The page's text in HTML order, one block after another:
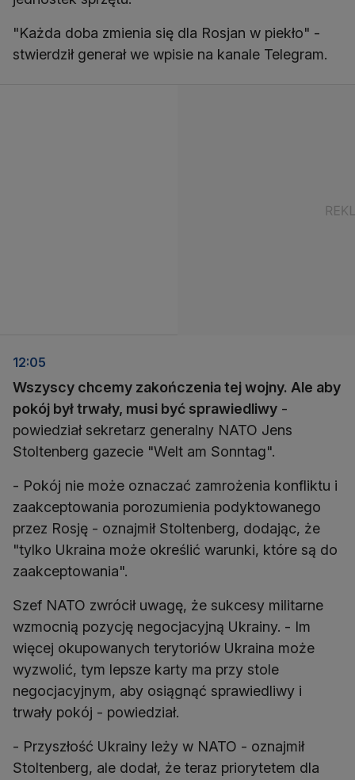
"Każda doba zmienia się dla Rosjan w piekło" -
stwierdził generał we wpisie na kanale Telegram.
12:05
Wszyscy chcemy zakończenia tej wojny. Ale aby
pokój był trwały, musi być sprawiedliwy -
powiedział sekretarz generalny NATO Jens
Stoltenberg gazecie "Welt am Sonntag".
- Pokój nie może oznaczać zamrożenia konfliktu i
zaakceptowania porozumienia podyktowanego
przez Rosję - oznajmił Stoltenberg, dodając, że
"tylko Ukraina może określić warunki, które są do
zaakceptowania".
Szef NATO zwrócił uwagę, że sukcesy militarne
wzmocnią pozycję negocjacyjną Ukrainy. - Im
więcej okupowanych terytoriów Ukraina może
wyzwolić, tym lepsze karty ma przy stole
negocjacyjnym, aby osiągnąć sprawiedliwy i
trwały pokój - powiedział.
- Przyszłość Ukrainy leży w NATO - oznajmił
Stoltenberg, ale dodał, że teraz priorytetem dla